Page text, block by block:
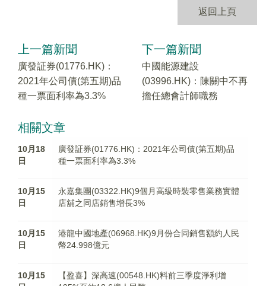
返回上頁
上一篇新聞
廣發証券(01776.HK)：
2021年公司債(第五期)品
種一票面利率為3.3%
下一篇新聞
中國能源建設
(03996.HK)：陳關中不再
擔任總會計師職務
相關文章
10月18
日
廣發証券(01776.HK)：2021年公司債(第五期)品
種一票面利率為3.3%
10月15
日
永嘉集團(03322.HK)9個月高級時裝零售業務實體
店舖之同店銷售增長3%
10月15
日
港龍中國地產(06968.HK)9月份合同銷售額約人民
幣24.998億元
10月15
【盈喜】深高速(00548.HK)料前三季度淨利增